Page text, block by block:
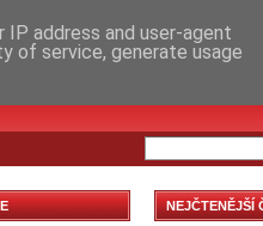
NEJČTENĚJŠÍ
address and user-agent
of service, generate usage